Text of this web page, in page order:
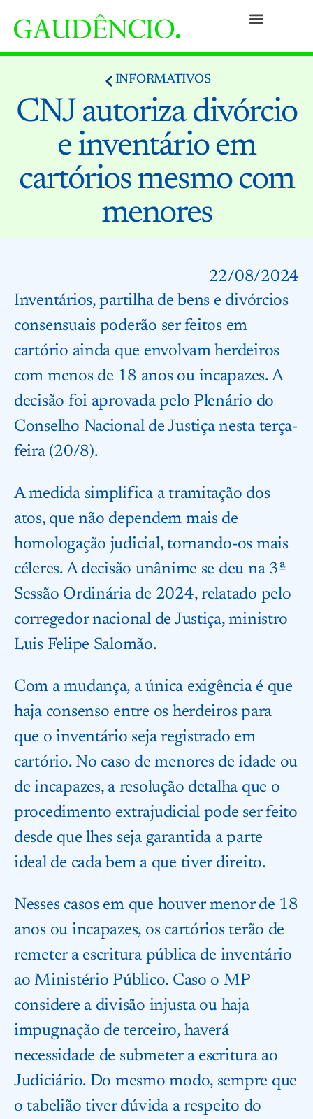
INFORMATIVOS
CNJ autoriza divórcio
e inventário em
cartórios mesmo com
menores
22/08/2024
Inventários, partilha de bens e divórcios
consensuais poderão ser feitos em
cartório ainda que envolvam herdeiros
com menos de 18 anos ou incapazes. A
decisão foi aprovada pelo Plenário do
Conselho Nacional de Justiça nesta terça-
feira (20/8).
A medida simplifica a tramitação dos
atos, que não dependem mais de
homologação judicial, tornando-os mais
céleres. A decisão unânime se deu na 3ª
Sessão Ordinária de 2024, relatado pelo
corregedor nacional de Justiça, ministro
Luis Felipe Salomão.
Com a mudança, a única exigência é que
haja consenso entre os herdeiros para
que o inventário seja registrado em
cartório. No caso de menores de idade ou
de incapazes, a resolução detalha que o
procedimento extrajudicial pode ser feito
desde que lhes seja garantida a parte
ideal de cada bem a que tiver direito.
Nesses casos em que houver menor de 18
anos ou incapazes, os cartórios terão de
remeter a escritura pública de inventário
ao Ministério Público. Caso o MP
considere a divisão injusta ou haja
impugnação de terceiro, haverá
necessidade de submeter a escritura ao
Judiciário. Do mesmo modo, sempre que
o tabelião tiver dúvida a respeito do